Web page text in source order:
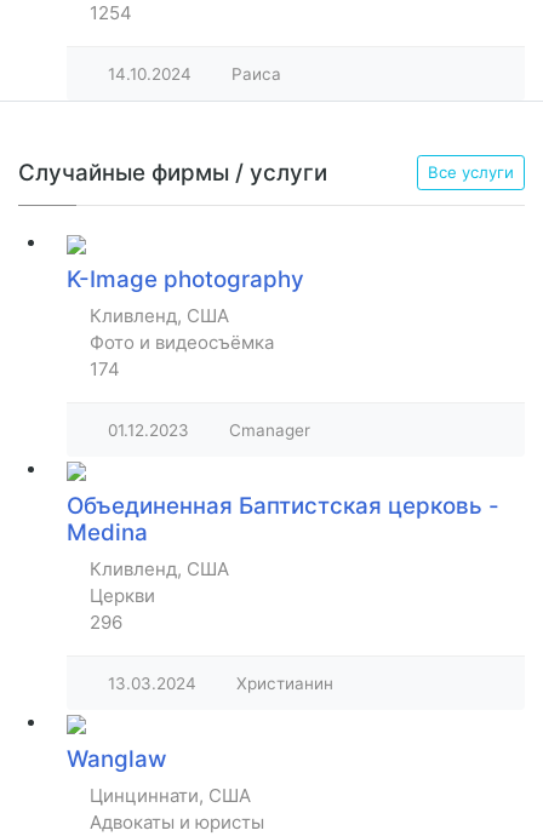
1254
14.10.2024 Раиса
Случайные фирмы / услуги Все услуги
K-Image photography
Кливленд, США
Фото и видеосъёмка
174
01.12.2023 Cmanager
Объединенная Баптистская церковь -
Medina
Кливленд, США
Церкви
296
13.03.2024 Христианин
Wanglaw
Цинциннати, США
Адвокаты и юристы